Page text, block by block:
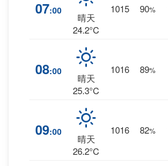
07:00
晴天
24.2°C
1015 90%
08:00
晴天
25.3°C
1016 89%
09:00
晴天
26.2°C
1016 82%